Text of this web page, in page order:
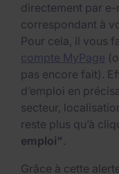
directement par
correspondant à
Pour cela, il vous
compte MyPage
pas encore fait).
d’emploi en
secteur,
reste plus qu’à
emploi" .
Grâce à cette